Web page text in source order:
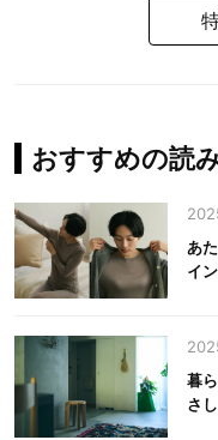
おすすめの読
あ
イ
暮
さ